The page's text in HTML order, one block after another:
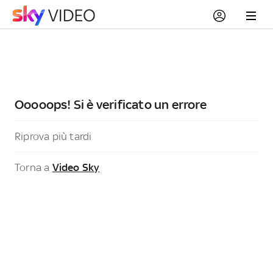
Ooooops! Si è verificato un errore
Riprova più tardi
Torna a Video Sky